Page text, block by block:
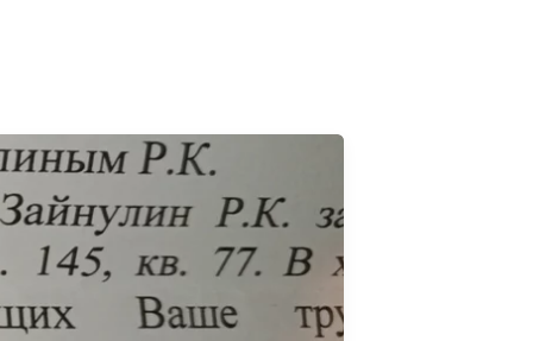
ПРАВОНАРУШЕНИЮ ЗА
ВАШ ОТЗЫВ (НАПРИМЕР:
ВОИСТИНЕ ПРАВИДНЫЙ
7.17 КОАП РФ ЗА ПОРЧУ
ПОМЕЩЕНИЯ РЫБЫ "СЕЛЬД" В